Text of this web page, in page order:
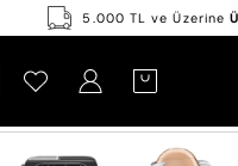
5.000 TL
Hesabım OPEN CART